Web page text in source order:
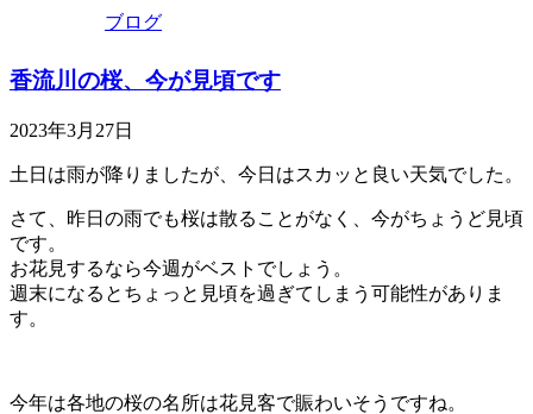
ブログ
香流川の桜、今が見頃です
2023年3月27日
土日は雨が降りましたが、今日はスカッと良い天気でした。
さて、昨日の雨でも桜は散ることがなく、今がちょうど見頃
です。
お花見するなら今週がベストでしょう。
週末になるとちょっと見頃を過ぎてしまう可能性がありま
す。
今年は各地の桜の名所は花見客で賑わいそうですね。